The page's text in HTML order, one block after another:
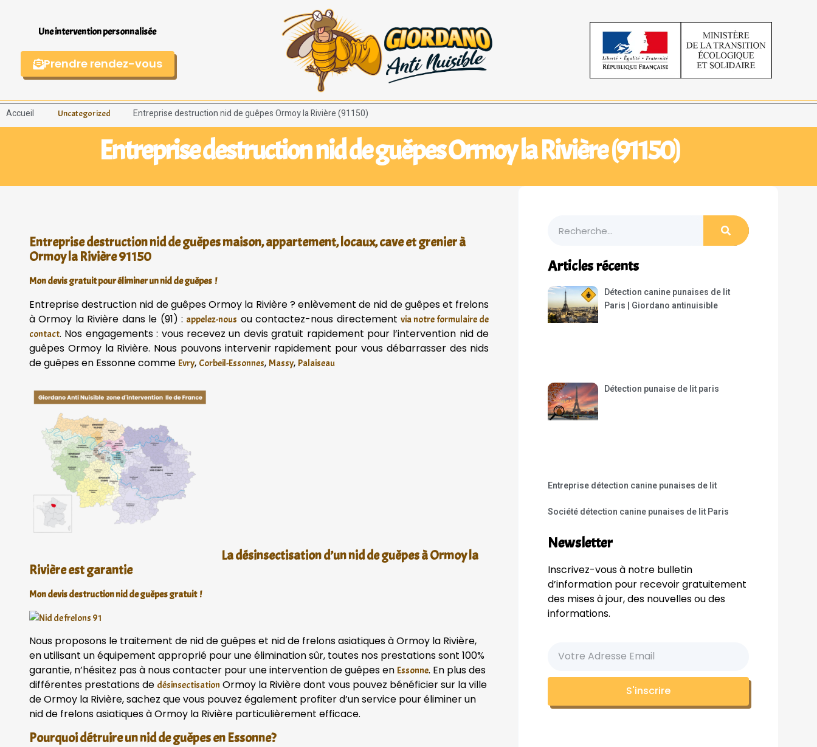
Une intervention personnalisée
Prendre rendez-vous
Accueil Uncategorized Entreprise destruction nid de guêpes Ormoy la Rivière (91150)
Entreprise destruction nid de guêpes Ormoy la Rivière (91150)
Entreprise destruction nid de guêpes maison, appartement, locaux, cave et grenier à
Ormoy la Rivière 91150
Mon devis gratuit pour éliminer un nid de guêpes !
Entreprise destruction nid de guêpes Ormoy la Rivière ? enlèvement de nid de guêpes et frelons
à Ormoy la Rivière dans le (91) : appelez-nous ou contactez-nous directementvia notre formulaire de
contact. Nos engagements : vous recevez un devis gratuit rapidement pour l’intervention nid de
guêpes Ormoy la Rivière. Nous pouvons intervenir rapidement pour vous débarrasser des nids
de guêpes en Essonne comme Evry, Corbeil-Essonnes, Massy, Palaiseau
La désinsectisation d’un nid de guêpes à Ormoy la
Rivière est garantie
Mon devis destruction nid de guêpes gratuit !
Nous proposons le traitement de nid de guêpes et nid de frelons asiatiques à Ormoy la Rivière,
en utilisant un équipement approprié pour une élimination sûr, toutes nos prestations sont 100%
garantie, n’hésitez pas à nous contacter pour une intervention de guêpes en Essonne. En plus des
différentes prestations de désinsectisation Ormoy la Rivière dont vous pouvez bénéficier sur la ville
de Ormoy la Rivière, sachez que vous pouvez également profiter d’un service pour éliminer un
nid de frelons asiatiques à Ormoy la Rivière particulièrement efficace.
Pourquoi détruire un nid de guêpes en Essonne?
Articles récents
Détection canine punaises de lit
Paris | Giordano antinuisible
Détection punaise de lit paris
Entreprise détection canine punaises de lit
Société détection canine punaises de lit Paris
Newsletter
Inscrivez-vous à notre bulletin
d’information pour recevoir gratuitement
des mises à jour, des nouvelles ou des
informations.
S'inscrire